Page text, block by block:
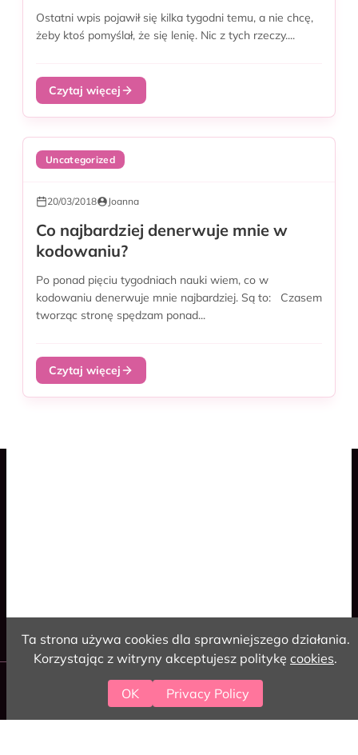
Ostatni wpis pojawił się kilka tygodni temu, a nie chcę,
żeby ktoś pomyślał, że się lenię. Nic z tych rzeczy....
Czytaj więcej
Uncategorized
20/03/2018 Joanna
Co najbardziej denerwuje mnie w
kodowaniu?
Po ponad pięciu tygodniach nauki wiem, co w
kodowaniu denerwuje mnie najbardziej. Są to: Czasem
tworząc stronę spędzam ponad...
Czytaj więcej
Polski English
2026 love-coding
Ta strona używa cookies dla sprawniejszego działania.
Korzystając z witryny akceptujesz politykę cookies.
OK Privacy Policy